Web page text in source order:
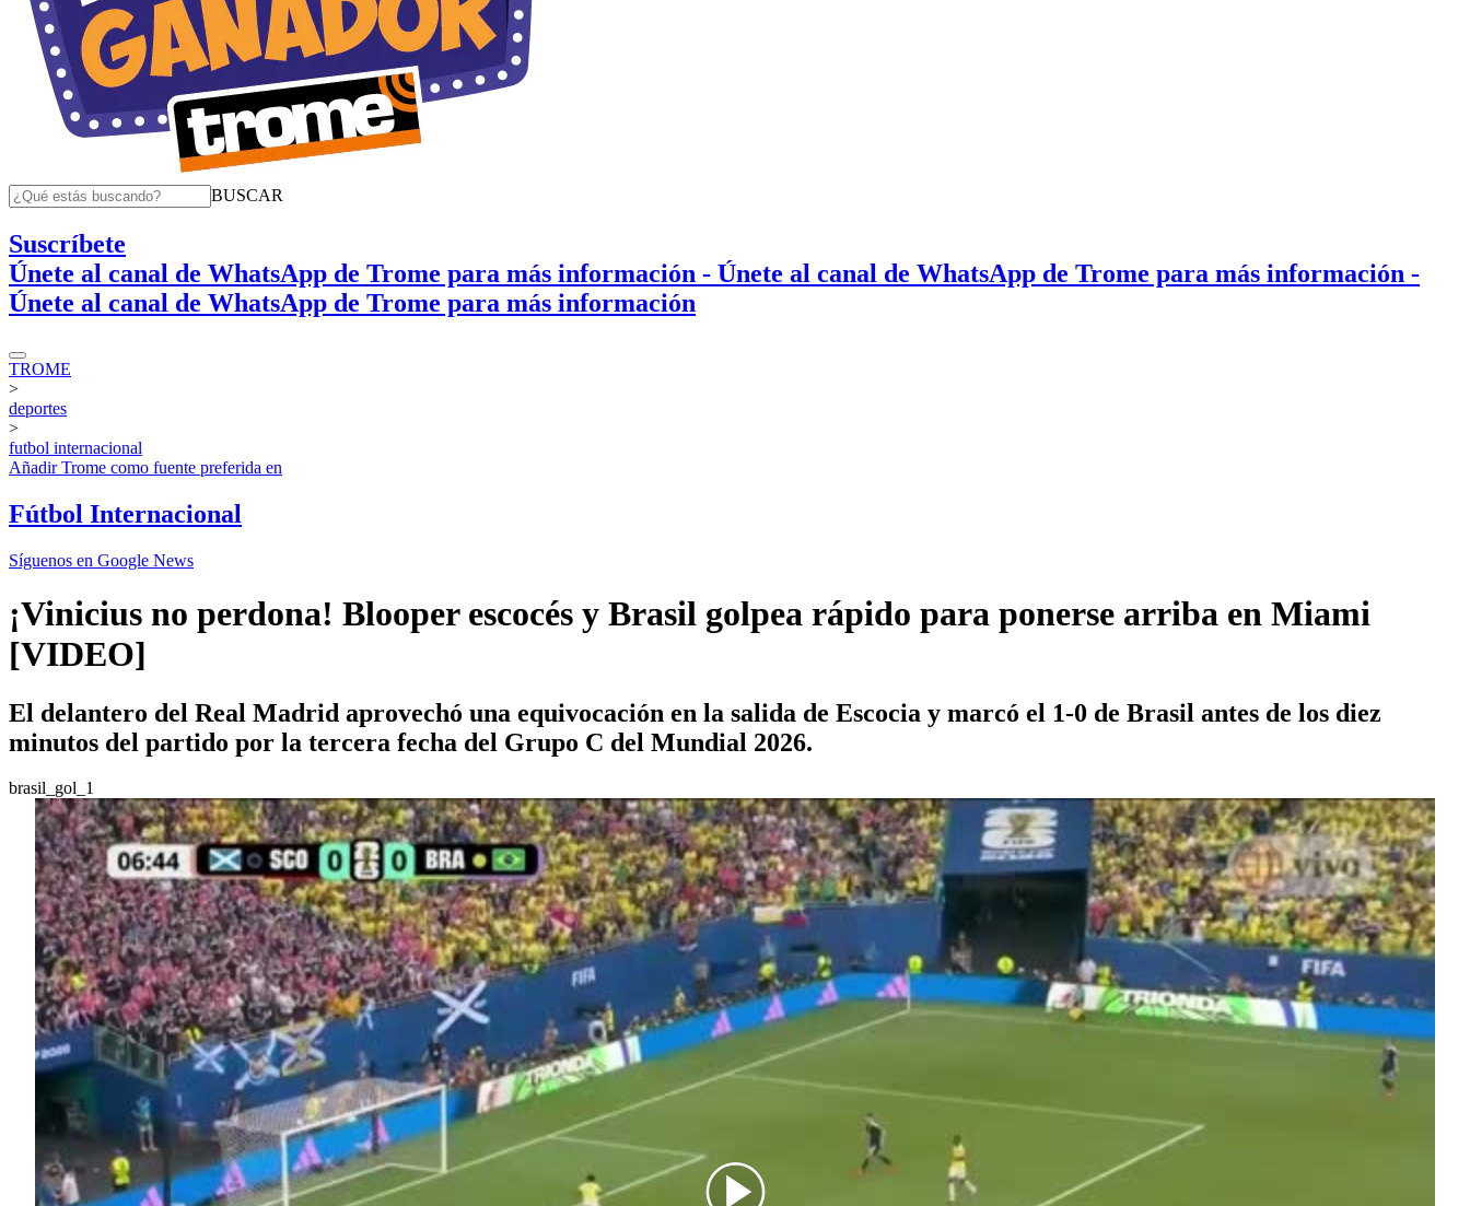
BUSCAR
Suscríbete
Únete al canal de WhatsApp de Trome para más información - Únete al canal de WhatsApp de Trome para más información -
Únete al canal de WhatsApp de Trome para más información
TROME
>
deportes
>
futbol internacional
AñadirTrome como fuente preferida en
Fútbol Internacional
Síguenos en Google News
¡Vinicius no perdona! Blooper escocés y Brasil golpea rápido para ponerse arriba en Miami
[VIDEO]
El delantero del Real Madrid aprovechó una equivocación en la salida de Escocia y marcó el 1-0 de Brasil antes de los diez
minutos del partido por la tercera fecha del Grupo C del Mundial 2026.
brasil_gol_1